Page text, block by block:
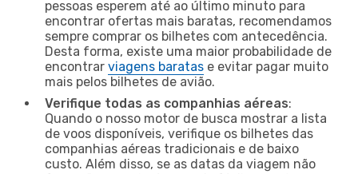
pessoas esperem até ao último minuto para
encontrar ofertas mais baratas, recomendamos
sempre comprar os bilhetes com antecedência.
Desta forma, existe uma maior probabilidade de
encontrar viagens baratas e evitar pagar muito
mais pelos bilhetes de avião.
Verifique todas as companhias aéreas:
Quando o nosso motor de busca mostrar a lista
de voos disponíveis, verifique os bilhetes das
companhias aéreas tradicionais e de baixo
custo. Além disso, se as datas da viagem não